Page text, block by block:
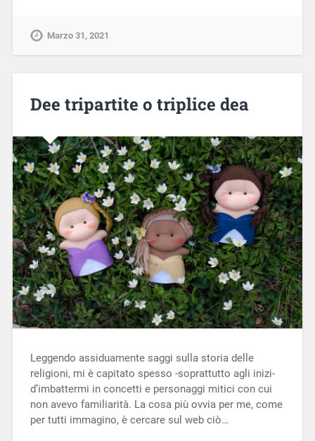
Marzo 31, 2021
Dee tripartite o triplice dea
Leggendo assiduamente saggi sulla storia delle
religioni, mi è capitato spesso -soprattutto agli inizi-
d’imbattermi in concetti e personaggi mitici con cui
non avevo familiarità. La cosa più ovvia per me, come
per tutti immagino, è cercare sul web ciò…